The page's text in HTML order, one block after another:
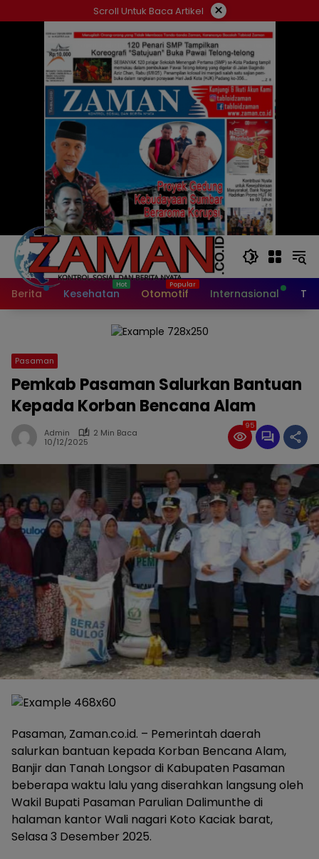
ke
Scroll Untuk Baca Artikel ×
Berita Kesehatan Otomotif Internasional
Pasaman
Pemkab Pasaman Salurkan Bantuan
Kepada Korban Bencana Alam
Admin
2 Min Baca
10/12/2025
95
Pasaman, Zaman.co.id. – Pemerintah daerah
salurkan bantuan kepada Korban Bencana Alam,
Banjir dan Tanah Longsor di Kabupaten Pasaman
beberapa waktu lalu yang diserahkan langsung oleh
Wakil Bupati Pasaman Parulian Dalimunthe di
halaman kantor Wali nagari Koto Kaciak barat,
Selasa 3 Desember 2025.